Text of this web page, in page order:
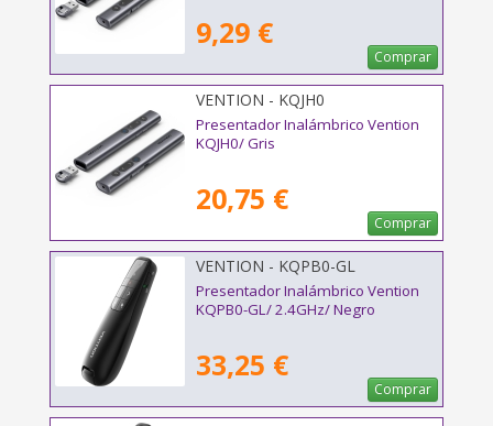
9,29 €
Comprar
VENTION - KQJH0
Presentador Inalámbrico Vention
KQJH0/ Gris
20,75 €
Comprar
VENTION - KQPB0-GL
Presentador Inalámbrico Vention
KQPB0-GL/ 2.4GHz/ Negro
33,25 €
Comprar